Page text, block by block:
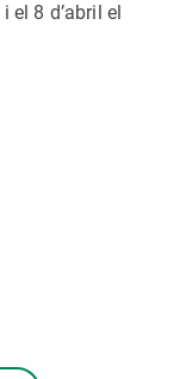
i el 8 d’abril el